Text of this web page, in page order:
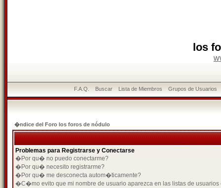
los
F.A.Q. Buscar Lista de Miembros Grupos de Usuarios
�ndice del Foro los foros de nódulo
Problemas para Registrarse y Conectarse
�Por qu� no puedo conectarme?
�Por qu� necesito registrarme?
�Por qu� me desconecta autom�ticamente?
�C�mo evito que mi nombre de usuario aparezca en las listas de usuarios